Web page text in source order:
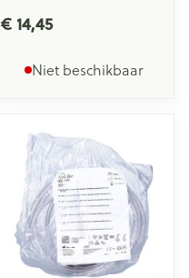
€ 14,45
Niet beschikbaar